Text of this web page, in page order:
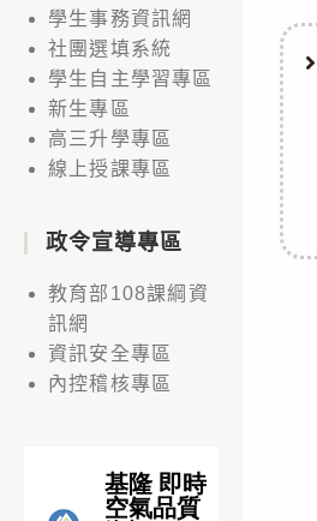
學生事務資訊網
社團選填系統
學生自主學習專區
新生專區
高三升學專區
線上授課專區
政令宣導專區
教育部108課綱資
訊網
資訊安全專區
內控稽核專區